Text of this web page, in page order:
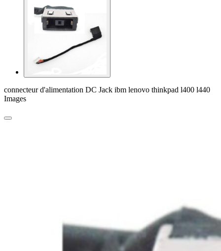
connecteur d'alimentation DC Jack ibm lenovo thinkpad l400 l440
Images